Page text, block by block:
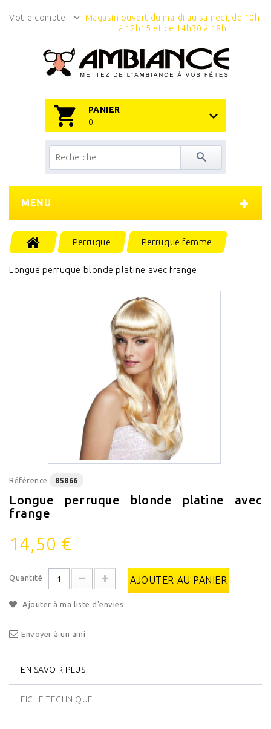
Votre compte
Magasin ouvert du mardi au samedi, de 10h
à 12h15 et de 14h30 à 18h
PANIER
0
MENU
Perruque Perruque femme
Longue perruque blonde platine avec frange
Référence 85866
Longue perruque blonde platine avec
frange
14,50 €
Quantité AJOUTER AU PANIER
Ajouter à ma liste d'envies
Envoyer à un ami
EN SAVOIR PLUS
FICHE TECHNIQUE